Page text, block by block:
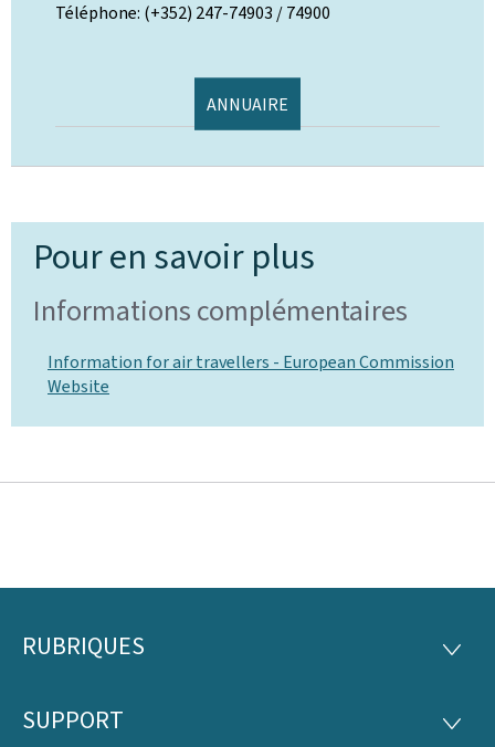
Téléphone: (+352) 247-74903 / 74900
ANNUAIRE
Pour en savoir plus
Informations complémentaires
Information for air travellers - European Commission
Website
Pied
page
RUBRIQUES
SUPPORT